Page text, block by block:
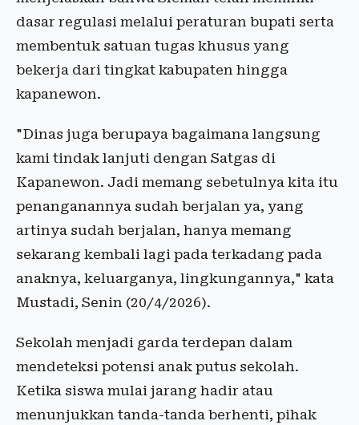
dasar regulasi melalui peraturan bupati serta
membentuk satuan tugas khusus yang
bekerja dari tingkat kabupaten hingga
kapanewon.
"Dinas juga berupaya bagaimana langsung
kami tindak lanjuti dengan Satgas di
Kapanewon. Jadi memang sebetulnya kita itu
penanganannya sudah berjalan ya, yang
artinya sudah berjalan, hanya memang
sekarang kembali lagi pada terkadang pada
anaknya, keluarganya, lingkungannya," kata
Mustadi, Senin (20/4/2026).
Sekolah menjadi garda terdepan dalam
mendeteksi potensi anak putus sekolah.
Ketika siswa mulai jarang hadir atau
menunjukkan tanda-tanda berhenti, pihak